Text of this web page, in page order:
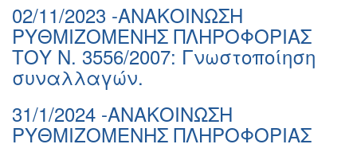
02/11/2023 -ΑΝΑΚΟΙΝΩΣΗ
ΡΥΘΜΙΖΟΜΕΝΗΣ ΠΛΗΡΟΦΟΡΙΑΣ
ΤΟΥ Ν. 3556/2007: Γνωστοποίηση
συναλλαγών.
31/1/2024 -ΑΝΑΚΟΙΝΩΣΗ
ΡΥΘΜΙΖΟΜΕΝΗΣ ΠΛΗΡΟΦΟΡΙΑΣ